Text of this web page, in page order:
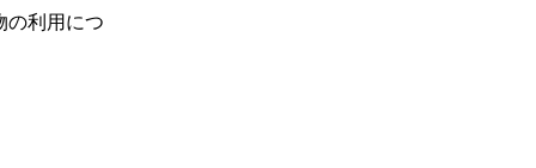
の利用につ